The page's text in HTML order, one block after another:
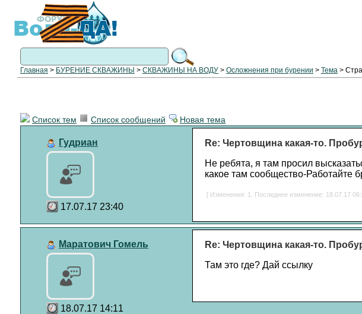
Главная > БУРЕНИЕ СКВАЖИНЫ > СКВАЖИНЫ НА ВОДУ > Осложнения при бурении > Тема >
Список тем
Список сообщений Новая тема
Гудриан
17.07.17 23:40
Re: Чертовщина какая-то.
Не ребята, я там просил
какое там сообщество-Работайте
[ Изменения: 1. Последнее изменение: 18.07.17
Маратович Гомель
18.07.17 14:11
Re: Чертовщина какая-то.
Там это где? Дай ссылку